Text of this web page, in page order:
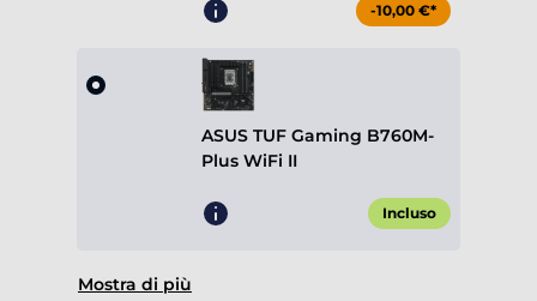
-10,00 €*
ASUS TUF Gaming B760M-
Plus WiFi II
Incluso
Mostra di più